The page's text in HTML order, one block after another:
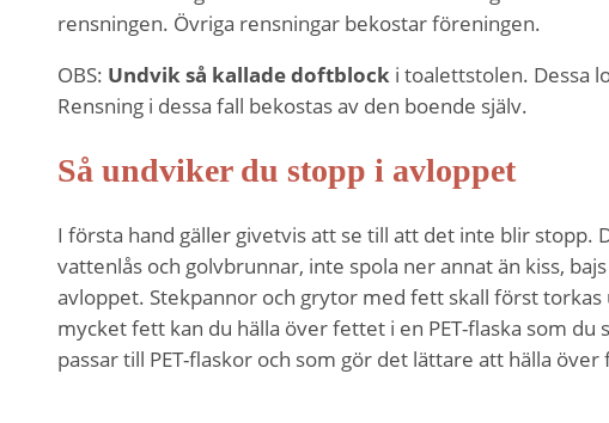
rensningen. Övriga rensningar bekostar föreningen.
OBS: Undvik så kallade doftblock i toalettstolen. Dessa
Rensning i dessa fall bekostas av den boende själv.
Så undviker du stopp i avloppet
I första hand gäller givetvis att se till att det inte blir
vattenlås och golvbrunnar, inte spola ner annat än kiss,
avloppet. Stekpannor och grytor med fett skall först
mycket fett kan du hälla över fettet i en PET-flaska som
passar till PET-flaskor och som gör det lättare att hälla